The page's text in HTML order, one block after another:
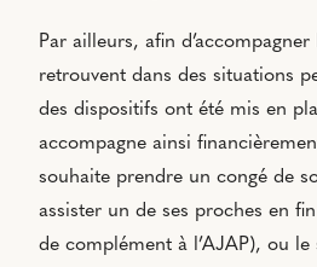
Par ailleurs, afin
retrouvent dans des situations
des dispositifs ont été mis en
accompagne ainsi
souhaite prendre un congé de
assister un de ses proches en
de complément à l’AJAP), ou le